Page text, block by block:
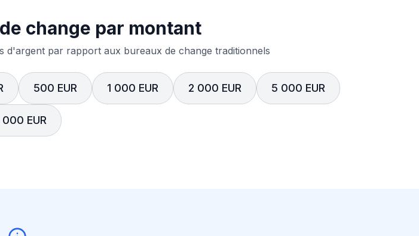
change par montant
d'argent par rapport aux bureaux de change traditionnels
500 EUR 1 000 EUR 2 000 EUR 5 000 EUR
000 EUR